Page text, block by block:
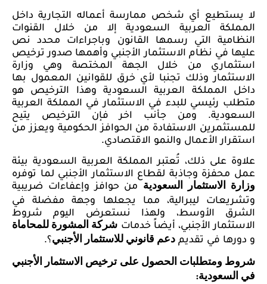
لا يستطيع أي شخص ممارسة أعماله التجارية داخل
المملكة العربية السعودية إلا من خلال القنوات
النظامية التي رسمها القانون وباجراءات محدد نص
عليها في نظام الاستثمار الأجنبي وأهمها صدور ترخيص
استثماري من خلال الجهة المختصة وهي وزارة
الاستثمار وذلك تجنبا لأي خرق للقوانين المعمول بها
داخل المملكة العربية السعودية وهذا الترخيص هو
متطلب رئيسي للبدء في الاستثمار في المملكة العربية
السعودية. ومن جأنب اخر فإن الترخيص يتيح
للمستثمرين الاستفادة من الحوافز الحكومية ويعزز من
استقرار الأعمال والنمو الاقتصادي.
علاوة على ذلك، تُعتبر المملكة العربية السعودية بيئة
عمل محفزة وجاذبة لقطاع الاستثمار الأجنبي لما توفره
وزارة الاستثمار السعودية من حوافز وإعفاءات ضريبية
وتشريعات ليبرالية، مما يجعلها وجهة مفضلة في
الشرق الأوسط، ولهذا نستعرض اليوم شروط
الاستثمار الأجنبي، أيضاً خدمات شركة المشورة للمحاماة
و دورها في تقديم دعم قانوني للاستثمار الأجنبي؟.
شروط ومتطلبات الحصول على ترخيص الاستثمار الأجنبي
في السعودية: